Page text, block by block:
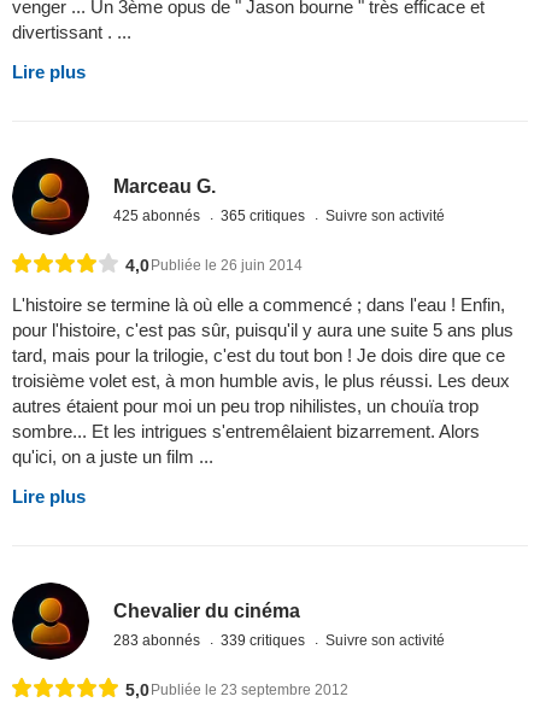
venger ... Un 3ème opus de " Jason bourne " très efficace et
divertissant . ...
Lire plus
Marceau G.
425 abonnés 365 critiques Suivre son activité
4,0 Publiée le 26 juin 2014
L'histoire se termine là où elle a commencé ; dans l'eau ! Enfin,
pour l'histoire, c'est pas sûr, puisqu'il y aura une suite 5 ans plus
tard, mais pour la trilogie, c'est du tout bon ! Je dois dire que ce
troisième volet est, à mon humble avis, le plus réussi. Les deux
autres étaient pour moi un peu trop nihilistes, un chouïa trop
sombre... Et les intrigues s'entremêlaient bizarrement. Alors
qu'ici, on a juste un film ...
Lire plus
Chevalier du cinéma
283 abonnés 339 critiques Suivre son activité
5,0 Publiée le 23 septembre 2012